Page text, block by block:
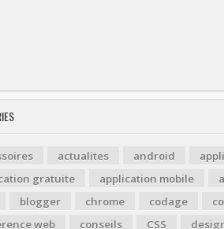
actualites android
gratuite
application mobile
blogger
chrome codage
web
conseils CSS